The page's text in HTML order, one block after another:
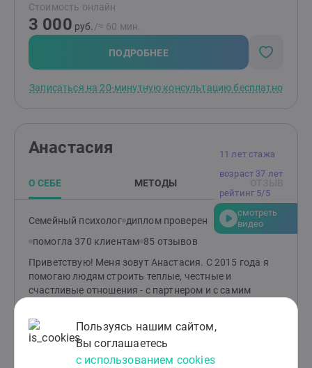
Пользуясь нашим сайтом,
Вы соглашаетесь
с использованием cookies
Человек с большой буквы "Ч". Дорогу осилит идущий.
И ты имеешь право идти. Быть может, обратившись
ко мне, ты сможешь идти не так, как ты привык до
знакомства со мной.
Стоимость онлайн
3 000 руб. /≈ 60 мин.
ПОДРОБНЕЕ
Записаться на 20-минутную консультацию бесплатно
11 лет стажа
возраст 37 лет
рейтинг 5/5
смотреть
видео
Анастасия
О СЕБЕ МЕТОДЫ
Семейный психолог диплом проверен
помогла 370 клиентам 85 отзывов
Приветствую! Меня зовут Анастасия. С 2015 года я
помогаю людям строить теплые, честные и
счастливые отношения - с партнером и с самим
жизни и отношения на этапе их зарождения. Я знаю,
как хрупко бывает в начале пути и как непросто
сохранить близость спустя годы. Возможно, поэтому
моим клиентам часто откликается, что я не только